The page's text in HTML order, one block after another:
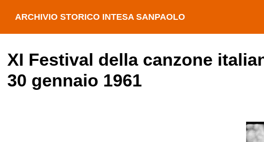
ARCHIVIO STORICO INTESA SANPAOLO
XI Festival della canzone
30 gennaio 1961